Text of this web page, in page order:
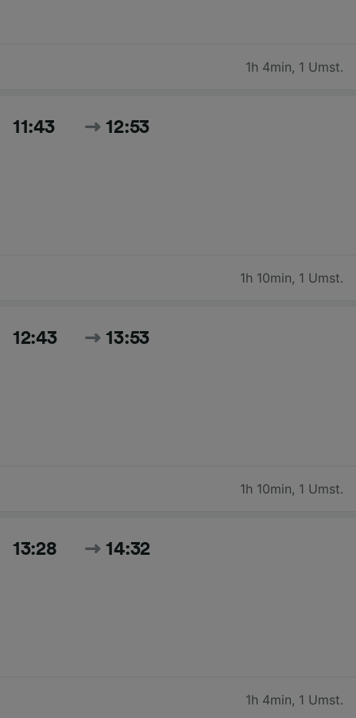
1h 4min, 1 Umst.
11:43 12:53
1h 10min, 1 Umst.
12:43 13:53
1h 10min, 1 Umst.
13:28 14:32
1h 4min, 1 Umst.